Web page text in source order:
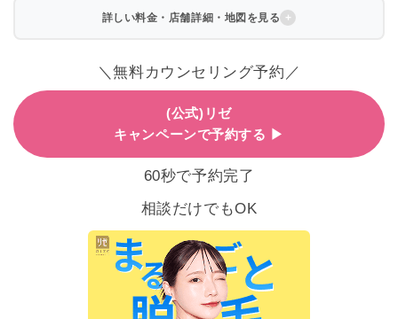
詳しい料金・店舗詳細・地図を見る
＼無料カウンセリング予約／
(公式)リゼ
キャンペーンで予約する ▶
60秒で予約完了
相談だけでもOK